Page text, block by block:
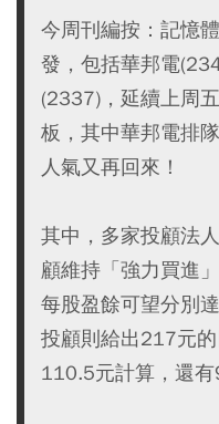
今周刊編按：記憶
發，包括華邦電
(2337)，延續上周
板，其中華邦電排
人氣又再回來！
其中，多家投顧法
顧維持「強力買進
每股盈餘可望分別
投顧則給出217元
110.5元計算，還有